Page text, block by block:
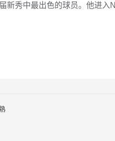
新秀中最出色的球员。他进入